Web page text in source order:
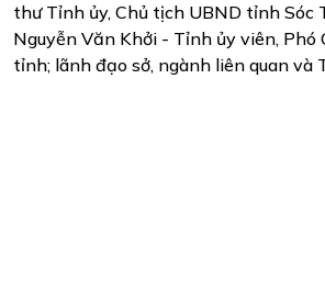
thư Tỉnh ủy, Chủ tịch UBND tỉnh Sóc
Nguyễn Văn Khởi - Tỉnh ủy viên, Phó
tỉnh; lãnh đạo sở, ngành liên quan và